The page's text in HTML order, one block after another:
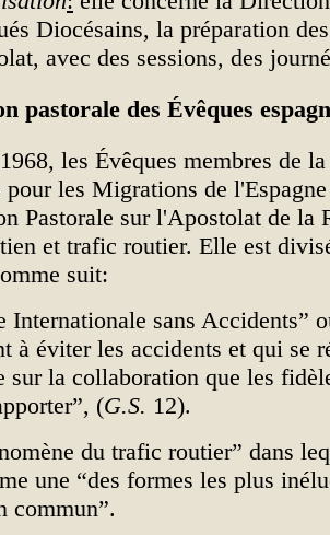
Diocésains, la préparation
avec des sessions, des
pastorale des Évêques
les Évêques membres de
pour les Migrations de
Pastorale sur l'Apostolat de la
et trafic routier. Elle est
suit:
Internationale sans Accidents”
à éviter les accidents et qui se
sur la collaboration que les
(G.S. 12).
du trafic routier” dans
une “des formes les plus
commun”.